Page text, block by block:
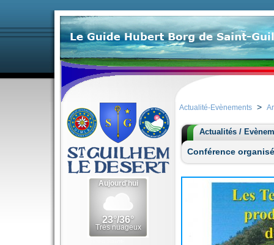
Actualité-Evènements>
Actualités /
Conférence